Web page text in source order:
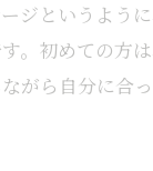
ジというよう
。初めての方
がら自分に合